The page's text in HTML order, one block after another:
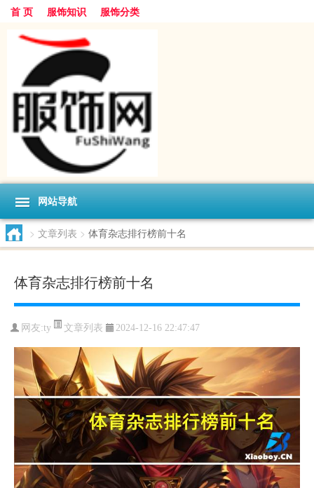
首 页 服饰知识 服饰分类
网站导航
> 文章列表 > 体育杂志排行榜前十名
体育杂志排行榜前十名
网友:ty 文章列表 2024-12-16 22:47:47